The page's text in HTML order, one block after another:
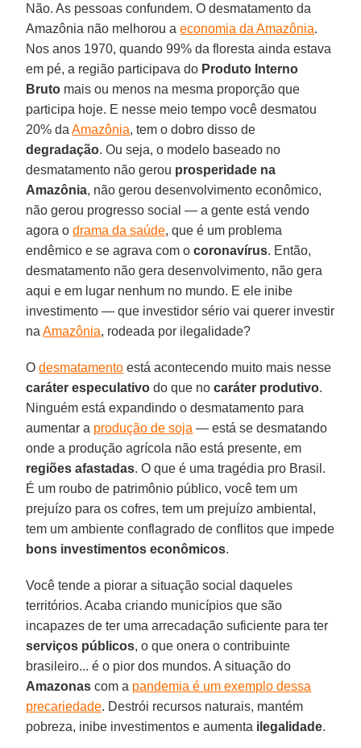
Não. As pessoas confundem. O desmatamento da
Amazônia não melhorou aeconomia da Amazônia.
Nos anos 1970, quando 99% da floresta ainda estava
em pé, a região participava do Produto Interno
Bruto mais ou menos na mesma proporção que
participa hoje. E nesse meio tempo você desmatou
20% daAmazônia, tem o dobro disso de
degradação. Ou seja, o modelo baseado no
desmatamento não gerou prosperidade na
Amazônia, não gerou desenvolvimento econômico,
não gerou progresso social — a gente está vendo
agora odrama da saúde, que é um problema
endêmico e se agrava com ocoronavírus. Então,
desmatamento não gera desenvolvimento, não gera
aqui e em lugar nenhum no mundo. E ele inibe
investimento — que investidor sério vai querer investir
naAmazônia, rodeada por ilegalidade?
Odesmatamento está acontecendo muito mais nesse
caráter especulativo do que nocaráter produtivo.
Ninguém está expandindo o desmatamento para
aumentar a produção de soja — está se desmatando
onde a produção agrícola não está presente, em
regiões afastadas. O que é uma tragédia pro Brasil.
É um roubo de patrimônio público, você tem um
prejuízo para os cofres, tem um prejuízo ambiental,
tem um ambiente conflagrado de conflitos que impede
bons investimentos econômicos.
Você tende a piorar a situação social daqueles
territórios. Acaba criando municípios que são
incapazes de ter uma arrecadação suficiente para ter
serviços públicos, o que onera o contribuinte
brasileiro... é o pior dos mundos. A situação do
Amazonas com a pandemia é um exemplo dessa
precariedade. Destrói recursos naturais, mantém
pobreza, inibe investimentos e aumenta ilegalidade.